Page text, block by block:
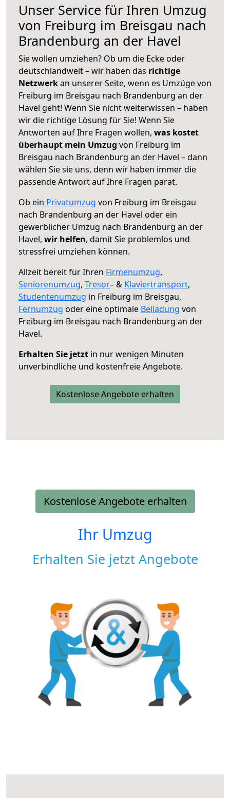
Unser Service für Ihren Umzug
von Freiburg im Breisgau nach
Brandenburg an der Havel
Sie wollen umziehen? Ob um die Ecke oder
deutschlandweit – wir haben das richtige
Netzwerkan unserer Seite, wenn es Umzüge von
Freiburg im Breisgau nach Brandenburg an der
Havel geht! Wenn Sie nicht weiterwissen – haben
wir die richtige Lösung für Sie! Wenn Sie
Antworten auf Ihre Fragen wollen, was kostet
überhaupt mein Umzug von Freiburg im
Breisgau nach Brandenburg an der Havel – dann
wählen Sie sie uns, denn wir haben immer die
passende Antwort auf Ihre Fragen parat.
Ob ein Privatumzug von Freiburg im Breisgau
nach Brandenburg an der Havel oder ein
gewerblicher Umzug nach Brandenburg an der
Havel, wir helfen, damit Sie problemlos und
stressfrei umziehen können.
Allzeit bereit für Ihren Firmenumzug,
Seniorenumzug, Tresor– & Klaviertransport,
Studentenumzug in Freiburg im Breisgau,
Fernumzug oder eine optimale Beiladung von
Freiburg im Breisgau nach Brandenburg an der
Havel.
Erhalten Sie jetzt in nur wenigen Minuten
unverbindliche und kostenfreie Angebote.
Kostenlose Angebote erhalten
Kostenlose Angebote erhalten
Ihr Umzug
Erhalten Sie jetzt Angebote